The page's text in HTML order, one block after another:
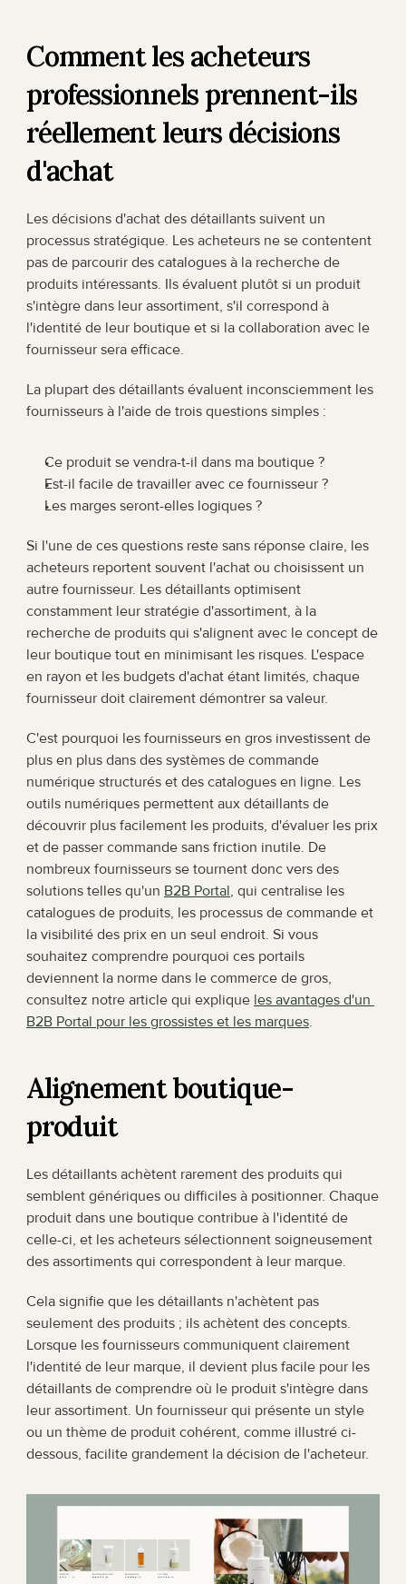
Comment les acheteurs
professionnels prennent-ils
réellement leurs décisions
d'achat
Les décisions d'achat des détaillants suivent un
processus stratégique. Les acheteurs ne se contentent
pas de parcourir des catalogues à la recherche de
produits intéressants. Ils évaluent plutôt si un produit
s'intègre dans leur assortiment, s'il correspond à
l'identité de leur boutique et si la collaboration avec le
fournisseur sera efficace.
La plupart des détaillants évaluent inconsciemment les
fournisseurs à l'aide de trois questions simples :
Ce produit se vendra-t-il dans ma boutique ?
Est-il facile de travailler avec ce fournisseur ?
Les marges seront-elles logiques ?
Si l'une de ces questions reste sans réponse claire, les
acheteurs reportent souvent l'achat ou choisissent un
autre fournisseur. Les détaillants optimisent
constamment leur stratégie d'assortiment, à la
recherche de produits qui s'alignent avec le concept de
leur boutique tout en minimisant les risques. L'espace
en rayon et les budgets d'achat étant limités, chaque
fournisseur doit clairement démontrer sa valeur.
C'est pourquoi les fournisseurs en gros investissent de
plus en plus dans des systèmes de commande
numérique structurés et des catalogues en ligne. Les
outils numériques permettent aux détaillants de
découvrir plus facilement les produits, d'évaluer les prix
et de passer commande sans friction inutile. De
nombreux fournisseurs se tournent donc vers des
solutions telles qu'un B2B Portal, qui centralise les
catalogues de produits, les processus de commande et
la visibilité des prix en un seul endroit. Si vous
souhaitez comprendre pourquoi ces portails
deviennent la norme dans le commerce de gros,
consultez notre article qui explique les avantages d'un
B2B Portal pour les grossistes et les marques.
Alignement boutique-
produit
Les détaillants achètent rarement des produits qui
semblent génériques ou difficiles à positionner. Chaque
produit dans une boutique contribue à l'identité de
celle-ci, et les acheteurs sélectionnent soigneusement
des assortiments qui correspondent à leur marque.
Cela signifie que les détaillants n'achètent pas
seulement des produits ; ils achètent des concepts.
Lorsque les fournisseurs communiquent clairement
l'identité de leur marque, il devient plus facile pour les
détaillants de comprendre où le produit s'intègre dans
leur assortiment. Un fournisseur qui présente un style
ou un thème de produit cohérent, comme illustré ci-
dessous, facilite grandement la décision de l'acheteur.